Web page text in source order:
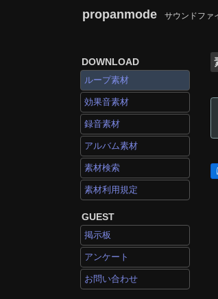
propanmode サウンドファ
DOWNLOAD
ループ素材
効果音素材
録音素材
アルバム素材
素材検索
素材利用規定
GUEST
掲示板
アンケート
お問い合わせ